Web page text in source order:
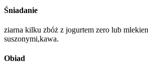
Śniadanie
ziarna kilku zbóż z jogurtem zero lub
suszonymi,kawa.
Obiad